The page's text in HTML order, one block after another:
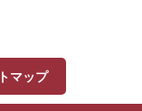
マップ